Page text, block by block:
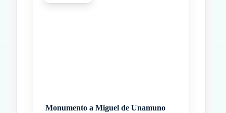
Monumento a Miguel de Unamuno